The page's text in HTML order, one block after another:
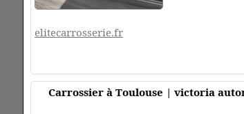
elitecarrosserie.fr
Carrossier à Toulouse | victoria